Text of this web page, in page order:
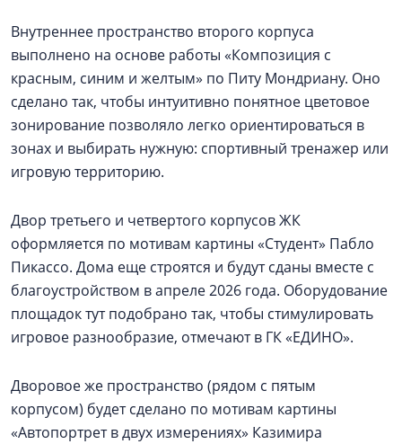
Внутреннее пространство второго корпуса
выполнено на основе работы «Композиция с
красным, синим и желтым» по Питу Мондриану. Оно
сделано так, чтобы интуитивно понятное цветовое
зонирование позволяло легко ориентироваться в
зонах и выбирать нужную: спортивный тренажер или
игровую территорию.
Двор третьего и четвертого корпусов ЖК
оформляется по мотивам картины «Студент» Пабло
Пикассо. Дома еще строятся и будут сданы вместе с
благоустройством в апреле 2026 года. Оборудование
площадок тут подобрано так, чтобы стимулировать
игровое разнообразие, отмечают в ГК «ЕДИНО».
Дворовое же пространство (рядом с пятым
корпусом) будет сделано по мотивам картины
«Автопортрет в двух измерениях» Казимира